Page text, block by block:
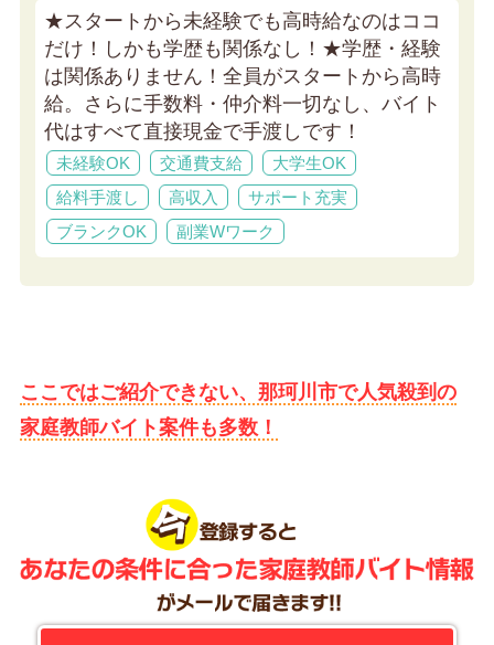
★スタートから未経験でも高時給なのはココ
だけ！しかも学歴も関係なし！★学歴・経験
は関係ありません！全員がスタートから高時
給。さらに手数料・仲介料一切なし、バイト
代はすべて直接現金で手渡しです！
未経験OK 交通費支給
大学生OK
給料手渡し
高収入
サポート充実
ブランクOK
副業Wワーク
ここではご紹介できない、那珂川市で人気殺到の
家庭教師バイト案件も多数！